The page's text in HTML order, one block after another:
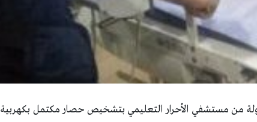
من مستشفي الأحرار التعليمي بتشخيص حصار مكتمل بكهربية